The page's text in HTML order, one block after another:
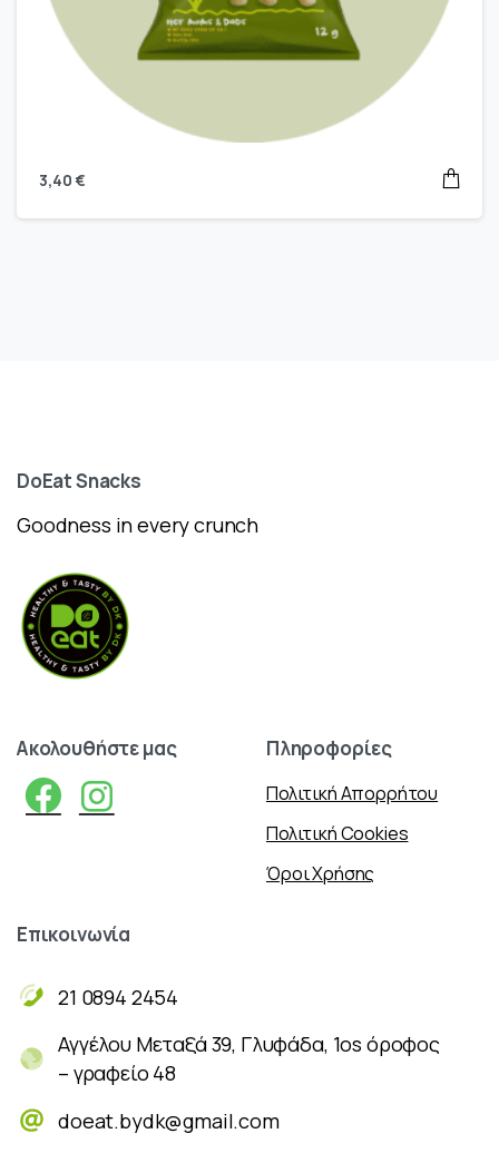
3,40 €
DoEatSnacks
Goodness in every crunch
Ακολουθήστεμας Πληροφορίες
Πολιτική Απορρήτου
Πολιτική Cookies
Όροι Χρήσης
Επικοινωνία
21 0894 2454
Αγγέλου Μεταξά 39, Γλυφάδα, 1os όροφος
– γραφείο 48
doeat.bydk@gmail.com